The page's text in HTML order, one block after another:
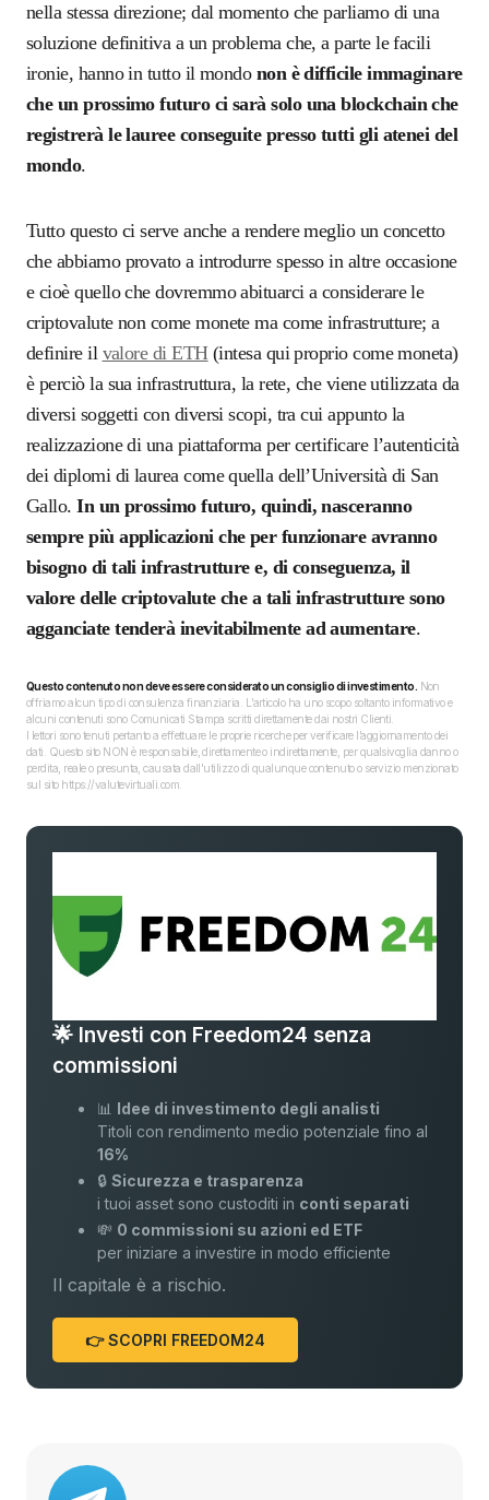
nella stessa direzione; dal momento che parliamo di una
soluzione definitiva a un problema che, a parte le facili
ironie, hanno in tutto il mondo non è difficile immaginare
che un prossimo futuro ci sarà solo una blockchain che
registrerà le lauree conseguite presso tutti gli atenei del
mondo.
Tutto questo ci serve anche a rendere meglio un concetto
che abbiamo provato a introdurre spesso in altre occasione
e cioè quello che dovremmo abituarci a considerare le
criptovalute non come monete ma come infrastrutture; a
definire il valore di ETH(intesa qui proprio come moneta)
è perciò la sua infrastruttura, la rete, che viene utilizzata da
diversi soggetti con diversi scopi, tra cui appunto la
realizzazione di una piattaforma per certificare l’autenticità
dei diplomi di laurea come quella dell’Università di San
Gallo.In un prossimo futuro, quindi, nasceranno
sempre più applicazioni che per funzionare avranno
bisogno di tali infrastrutture e, di conseguenza, il
valore delle criptovalute che a tali infrastrutture sono
agganciate tenderà inevitabilmente ad aumentare.
Questo contenuto non deve essere considerato un consiglio di investimento. Non
offriamo alcun tipo di consulenza finanziaria. L’articolo ha uno scopo soltanto informativo e
alcuni contenuti sono Comunicati Stampa scritti direttamente dai nostri Clienti.
I lettori sono tenuti pertanto a effettuare le proprie ricerche per verificare l’aggiornamento dei
dati. Questo sito NON è responsabile, direttamente o indirettamente, per qualsivoglia danno o
perdita, reale o presunta, causata dall'utilizzo di qualunque contenuto o servizio menzionato
sul sito https://valutevirtuali.com.
🌟 Investi con Freedom24 senza
commissioni
📊 Idee di investimento degli analisti
Titoli con rendimento medio potenziale fino al
16%
🔒Sicurezza e trasparenza
i tuoi asset sono custoditi in conti separati
💸 0 commissioni su azioni ed ETF
per iniziare a investire in modo efficiente
Il capitale è a rischio.
👉 SCOPRI FREEDOM24